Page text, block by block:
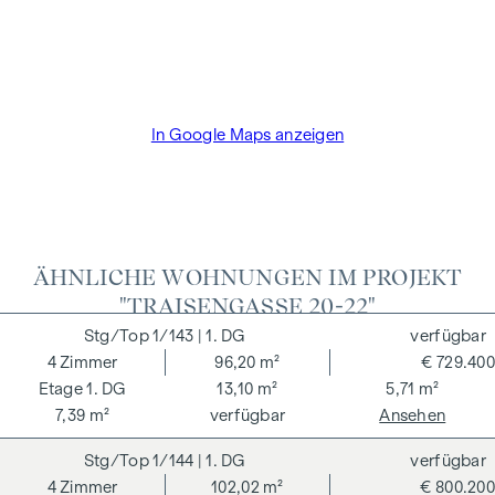
In Google Maps anzeigen
ÄHNLICHE WOHNUNGEN IM PROJEKT
"TRAISENGASSE 20-22"
1/143 | 1. DG
1. DG
4 Zimmer
96,20 m²
13,10 m²
5,71 m²
7,39 m²
€ 729.400
verfügbar
verfügbar
Ansehen
1/144
| 1. DG
4 Zimmer 102,02 m² € 800.200
verfügbar